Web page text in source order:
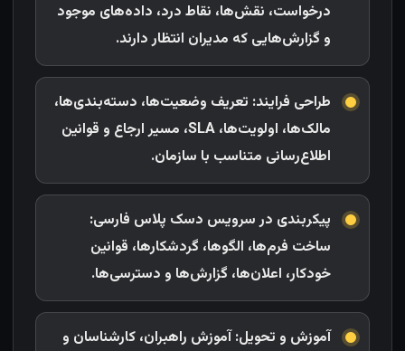
درخواست، نقش‌ها، نقاط درد، داده‌های موجود
و گزارش‌هایی که مدیران انتظار دارند.
طراحی فرایند: تعریف وضعیت‌ها، دسته‌بندی‌ها،
مالک‌ها، اولویت‌ها، SLA، مسیر ارجاع و قوانین
اطلاع‌رسانی متناسب با سازمان.
پیکربندی در سرویس دسک پلاس فارسی:
ساخت فرم‌ها، الگو‌ها، گردشکارها، قوانین
خودکار، اعلان‌ها، گزارش‌ها و دسترسی‌ها.
آموزش و تحویل: آموزش راهبران، کارشناسان و